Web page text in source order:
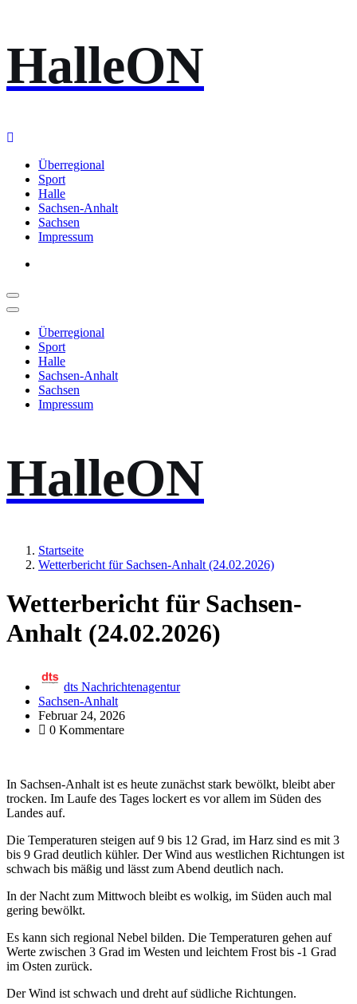
Inhalt
springen
HalleON
Überregional
Sport
Halle
Sachsen-Anhalt
Sachsen
Impressum
Überregional
Sport
Halle
Sachsen-Anhalt
Sachsen
Impressum
HalleON
Startseite
Wetterbericht für Sachsen-Anhalt (24.02.2026)
Wetterbericht für Sachsen-
Anhalt (24.02.2026)
dts Nachrichtenagentur
Sachsen-Anhalt
Februar 24, 2026
0 Kommentare
In Sachsen-Anhalt ist es heute zunächst stark bewölkt, bleibt aber
trocken. Im Laufe des Tages lockert es vor allem im Süden des
Landes auf.
Die Temperaturen steigen auf 9 bis 12 Grad, im Harz sind es mit 3
bis 9 Grad deutlich kühler. Der Wind aus westlichen Richtungen ist
schwach bis mäßig und lässt zum Abend deutlich nach.
In der Nacht zum Mittwoch bleibt es wolkig, im Süden auch mal
gering bewölkt.
Es kann sich regional Nebel bilden. Die Temperaturen gehen auf
Werte zwischen 3 Grad im Westen und leichtem Frost bis -1 Grad
im Osten zurück.
Der Wind ist schwach und dreht auf südliche Richtungen.